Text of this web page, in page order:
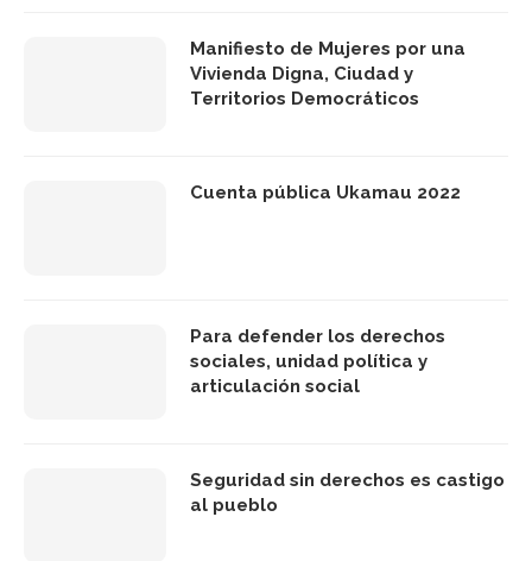
Manifiesto de Mujeres por una
Vivienda Digna, Ciudad y
Territorios Democráticos
Cuenta pública Ukamau 2022
Para defender los derechos
sociales, unidad política y
articulación social
Seguridad sin derechos es castigo
al pueblo